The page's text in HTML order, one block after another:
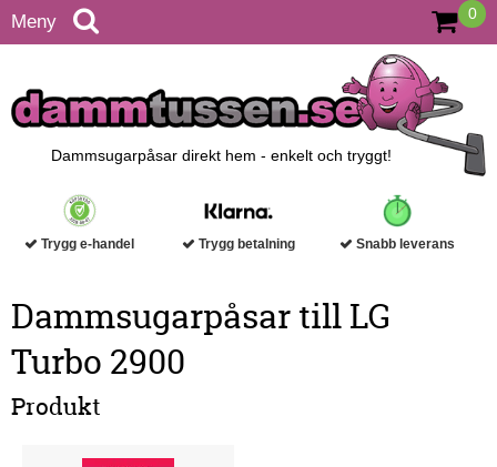
Meny 0
Dammsugarpåsar direkt hem - enkelt och tryggt!
Trygg e-handel Trygg betalning Snabb leverans
Dammsugarpåsar till LG
Turbo 2900
Produkt